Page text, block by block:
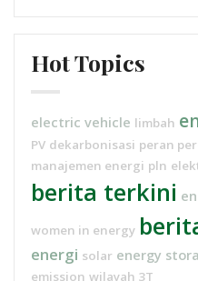
Hot Topics
electric vehicle limbah
PV dekarbonisasi peran
manajemen energi pln
berita terkini
women in energy
energi solar energy
emission wilayah 3T